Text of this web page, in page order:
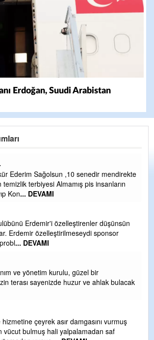
Erdoğan, Suudi Arabistan
YILMAZ
DERE ÇALIŞMALARI, SEKIZ YIL ÖNCE
BAŞLATILDI, ETRASFINDA
KISIMLARA DUVARLAR
yavuz
cennet olsun kederli ailesine Rabbim Sabri
eylesin
hayırlı sabahlar dilerim
parti için ereğli ilçe teşkilatımızı merak eder